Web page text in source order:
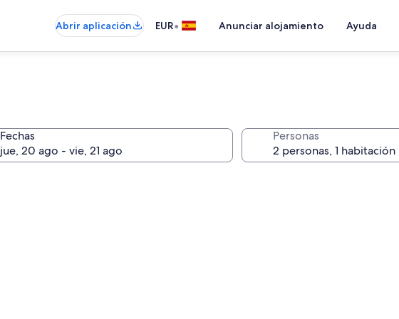
Abrir aplicación EUR• Anunciar alojamiento Ayuda
Fechas Personas